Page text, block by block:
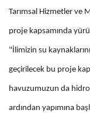
Tarımsal Hizmetler ve
proje kapsamında
"İlimizin su
geçirilecek bu proje
havuzumuzun da
ardından yapımına